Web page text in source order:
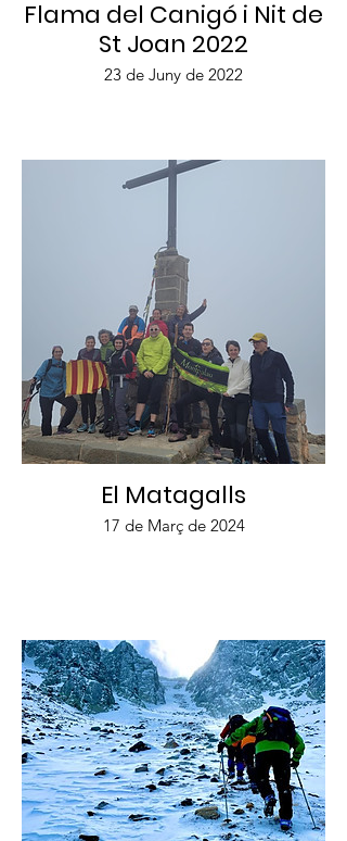
Flama del Canigó i Nit de
St Joan 2022
23 de Juny de 2022
El Matagalls
17 de Març de 2024